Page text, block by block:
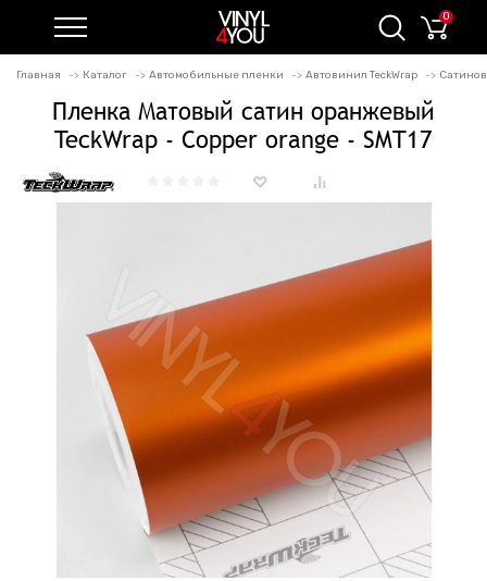
0
Главная Каталог Автомобильные пленки Автовинил TeckWrap
Пленка Матовый сатин оранжевый
TeckWrap - Copper orange - SMT17